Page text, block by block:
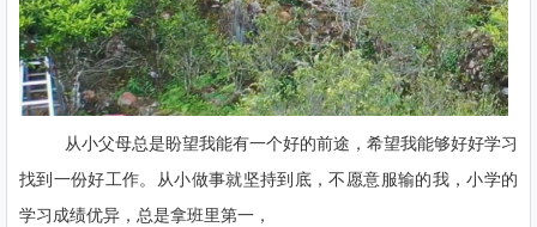
从小父母总是盼望我能有一个好的前途，希望我能够好好学习
找到一份好工作。从小做事就坚持到底，不愿意服输的我，小学的
学习成绩优异，总是拿班里第一，